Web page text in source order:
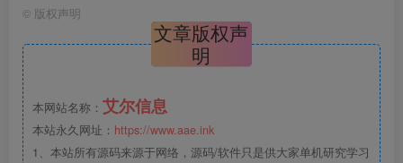
© 版权声明
文章版权声
明
本网站名称： 艾尔信息
本站永久网址： https://www.aae.ink
1、本站所有源码来源于网络，源码/软件只是供大家单机研究学习